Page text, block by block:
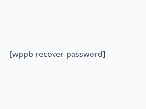
[wppb-recover-password]